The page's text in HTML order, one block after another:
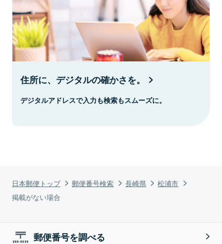
日本郵便トップ 郵便番号検索 長崎県
松浦市
掲載がない場合
住所に、デジタルの確かさを。
デジタルアドレスで入力も検索もスムーズに。
郵便番号を調べる